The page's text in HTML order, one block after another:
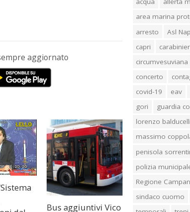
aggiornato
Bus aggiuntivi Vico
area marina
arresto
Asl
capri
circumvesuviana
concerto
covid-19
eav
gori
guardia
lorenzo balducelli
massimo
penisola
polizia
Regione
sindaco cuomo